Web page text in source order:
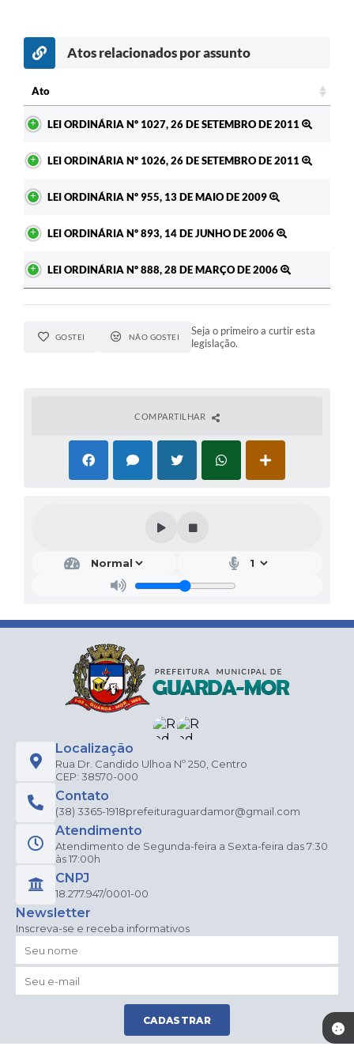
Atos relacionados por assunto
Ato
LEI ORDINÁRIA Nº 1027, 26 DE SETEMBRO DE 2011
LEI ORDINÁRIA Nº 1026, 26 DE SETEMBRO DE 2011
LEI ORDINÁRIA Nº 955, 13 DE MAIO DE 2009
LEI ORDINÁRIA Nº 893, 14 DE JUNHO DE 2006
LEI ORDINÁRIA Nº 888, 28 DE MARÇO DE 2006
GOSTEI NÃO GOSTEI
Seja o primeiro a curtir esta
legislação.
COMPARTILHAR
Localização
Rua Dr. Candido Ulhoa Nº 250, Centro
CEP: 38570-000
Contato
(38) 3365-1918prefeituraguardamor@gmail.com
Atendimento
Atendimento de Segunda-feira a Sexta-feira das 7:30
às 17:00h
CNPJ
18.277.947/0001-00
Newsletter
Inscreva-se e receba informativos
CADASTRAR